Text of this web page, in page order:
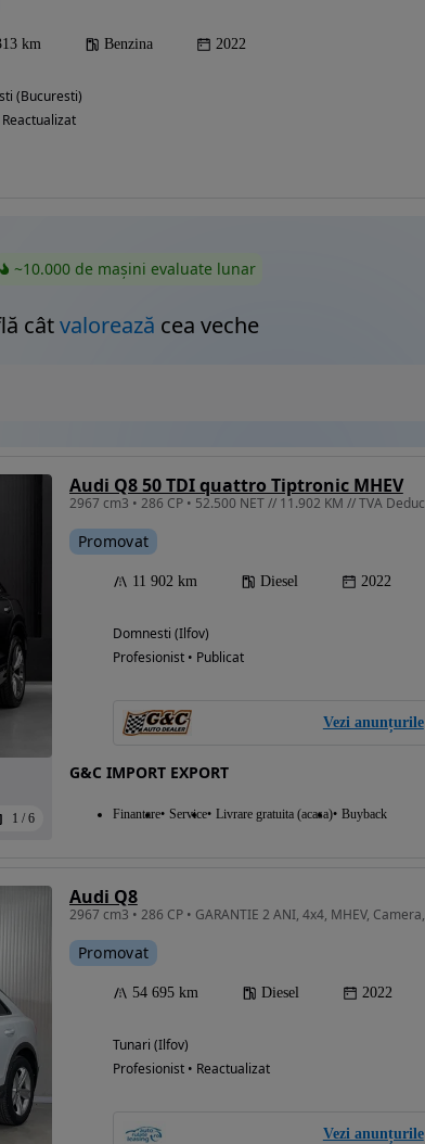
km Benzina 2022
(Bucuresti)
Reactualizat
~10.000 de mașini evaluate lunar
câtvalorează cea veche
1 / 6
Audi Q8 50 TDI quattro Tiptronic MHEV
Promovat
11 902 km Diesel 2022
Domnesti (Ilfov)
Profesionist • Publicat
Vezi anunțurile
G&C IMPORT EXPORT
Finantare Service Livrare gratuita (acasa) Buyback
Audi Q8
Promovat
54 695 km Diesel 2022
Tunari (Ilfov)
Profesionist • Reactualizat
Vezi anunțurile